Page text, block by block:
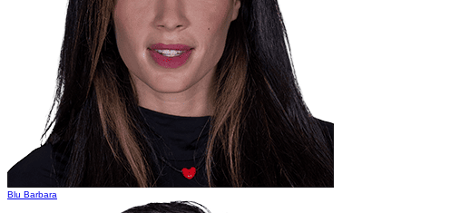
Blu Barbara